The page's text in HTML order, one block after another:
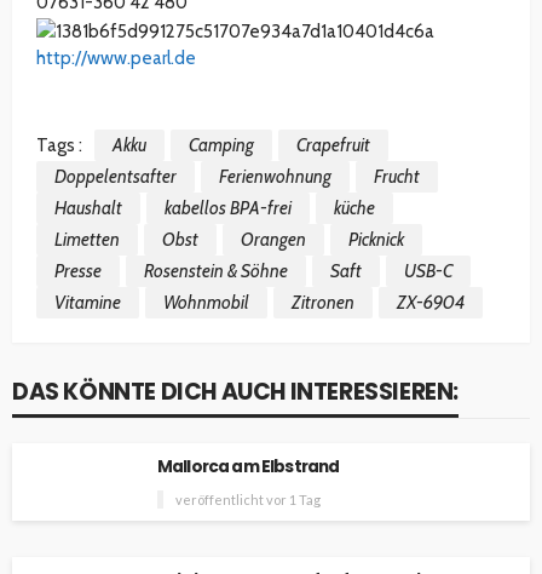
http://www.pearl.de
Tags : Akku Camping
Crapefruit
Doppelentsafter
Ferienwohnung
Frucht
Haushalt
kabellos BPA-frei
küche
Limetten
Obst Orangen
Picknick
Presse
Rosenstein & Söhne Saft
USB-C
Vitamine
Wohnmobil Zitronen ZX-6904
DAS KÖNNTE DICH AUCH INTERESSIEREN:
Mallorca am Elbstrand
veröffentlicht vor 1 Tag